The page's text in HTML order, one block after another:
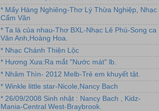
* Mấy Hàng Nghiêng-Thơ Lý Thừa Nghiệp, Nhạc
Cẩm Văn
* Ta là của nhau-Thơ BXL-Nhạc Lê Phú-Song ca
Vân Anh,Hoàng Hoa.
* Nhạc Chánh Thiện Lộc
* Hương Xưa:Ra mắt "Nước mát" lb.
* Nhâm Thìn- 2012 Melb-Trẻ em khuyết tật.
* Winkle little star-Nicole,Nancy Bach
* 26/09/2008 Sinh nhật : Nancy Bach , Kidz-
Mania-Central West-Braybrook.